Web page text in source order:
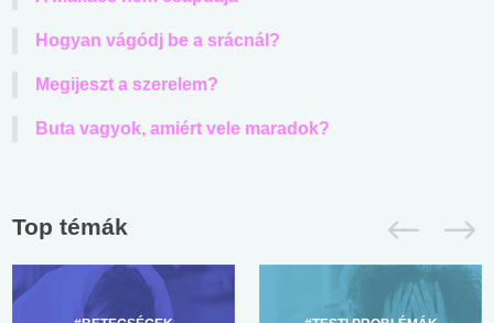
Hogyan vágódj be a srácnál?
Megijeszt a szerelem?
Buta vagyok, amiért vele maradok?
Top témák